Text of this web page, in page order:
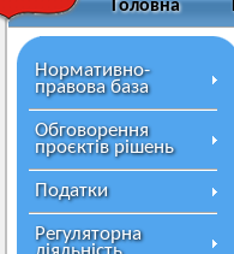
Головна
Нормативно-
правова база
Обговорення
проєктів рішень
Податки
Регуляторна